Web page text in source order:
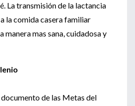
La transmisión de la lactancia
la comida casera familiar
manera mas sana, cuidadosa y
documento de las Metas del